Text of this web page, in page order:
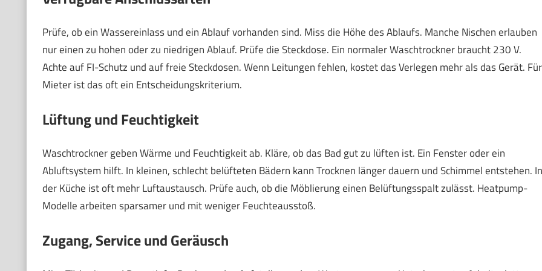
Prüfe, ob ein Wassereinlass und ein Ablauf vorhanden sind. Miss die Höhe des Ablaufs. Manche Nischen erlauben
nur einen zu hohen oder zu niedrigen Ablauf. Prüfe die Steckdose. Ein normaler Waschtrockner braucht 230 V.
Achte auf FI-Schutz und auf freie Steckdosen. Wenn Leitungen fehlen, kostet das Verlegen mehr als das Gerät. Für
Mieter ist das oft ein Entscheidungskriterium.
Lüftung und Feuchtigkeit
Waschtrockner geben Wärme und Feuchtigkeit ab. Kläre, ob das Bad gut zu lüften ist. Ein Fenster oder ein
Abluftsystem hilft. In kleinen, schlecht belüfteten Bädern kann Trocknen länger dauern und Schimmel entstehen. In
der Küche ist oft mehr Luftaustausch. Prüfe auch, ob die Möblierung einen Belüftungsspalt zulässt. Heatpump-
Modelle arbeiten sparsamer und mit weniger Feuchteausstoß.
Zugang, Service und Geräusch